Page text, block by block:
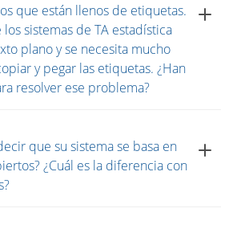
que están llenos de etiquetas.
los sistemas de TA estadística
plano y se necesita mucho
y pegar las etiquetas. ¿Han
resolver ese problema?
que su sistema se basa en
¿Cuál es la diferencia con